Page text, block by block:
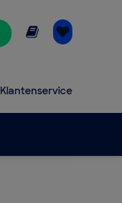
Online lezen
Klantenservice